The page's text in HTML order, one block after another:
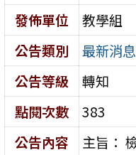
發佈單位
教學組
公告類別
最新消息
公告等級
轉知
點閱次數
383
公告內容
主旨：